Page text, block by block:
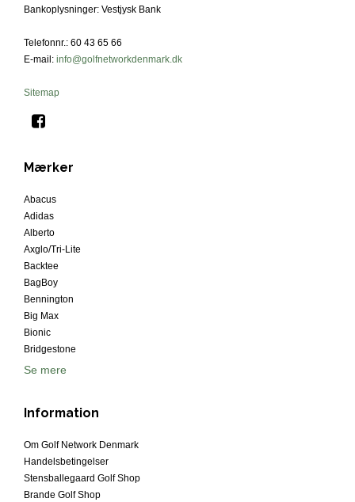
Bankoplysninger: Vestjysk Bank
Telefonnr.: 60 43 65 66
E-mail : info@golfnetworkdenmark.dk
Sitemap
Mærker
Abacus
Adidas
Alberto
Axglo/Tri-Lite
Backtee
BagBoy
Bennington
Big Max
Bionic
Bridgestone
Se mere
Information
Om Golf Network Denmark
Handelsbetingelser
Stensballegaard Golf Shop
Brande Golf Shop